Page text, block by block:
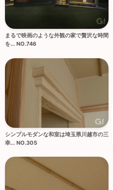
まるで映画のような外観の家で贅沢な時間
を... NO.746
シンプルモダンな和室は埼玉県川越市の三
幸... NO.305